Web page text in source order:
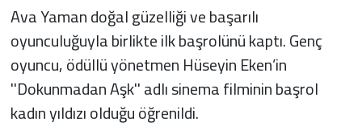
Ava Yaman doğal güzelliği ve başarılı
oyunculuğuyla birlikte ilk başrolünü kaptı. Genç
oyuncu, ödüllü yönetmen Hüseyin Eken’in
''Dokunmadan Aşk'' adlı sinema filminin başrol
kadın yıldızı olduğu öğrenildi.